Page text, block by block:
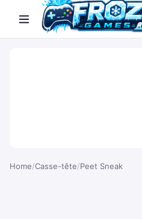
Home/Casse-tête/Peet Sneak